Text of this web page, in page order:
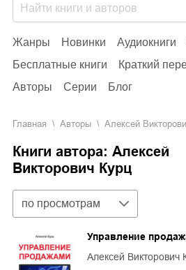
Жанры Новинки Аудиокниги
Бесплатные книги
Краткий
Авторы
Серии Блог
Главная Aвторы Алексей
Книги автора: Алексей
Викторович Курц
Сортировка
по просмотрам
Управление
Алексей Викторович